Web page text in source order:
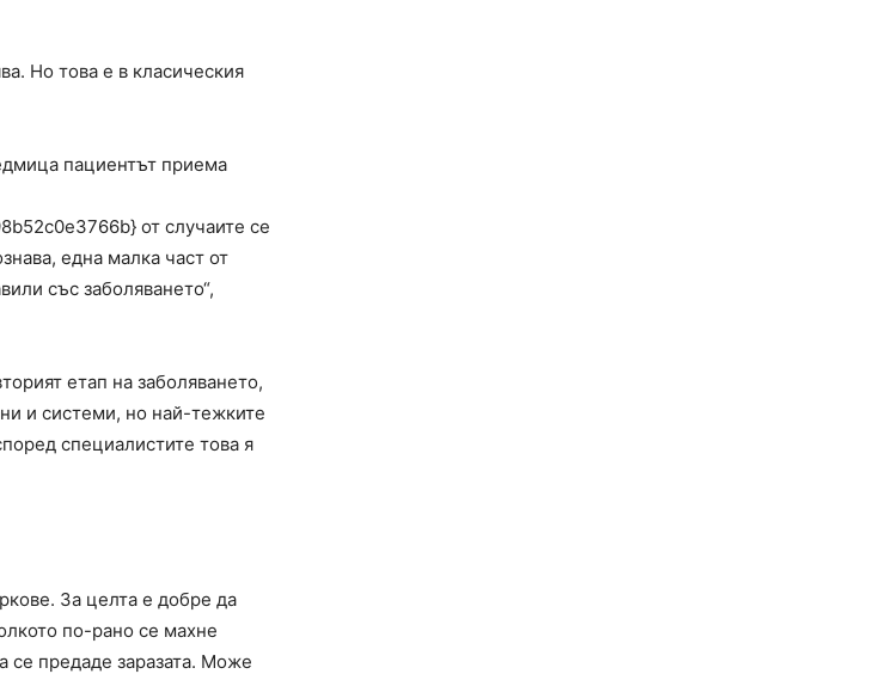
Но това е в класическия
пациентът приема
от случаите се
една малка част от
със заболяването“,
етап на заболяването,
и системи, но най-тежките
специалистите това я
За целта е добре да
по-рано се махне
се предаде заразата. Може